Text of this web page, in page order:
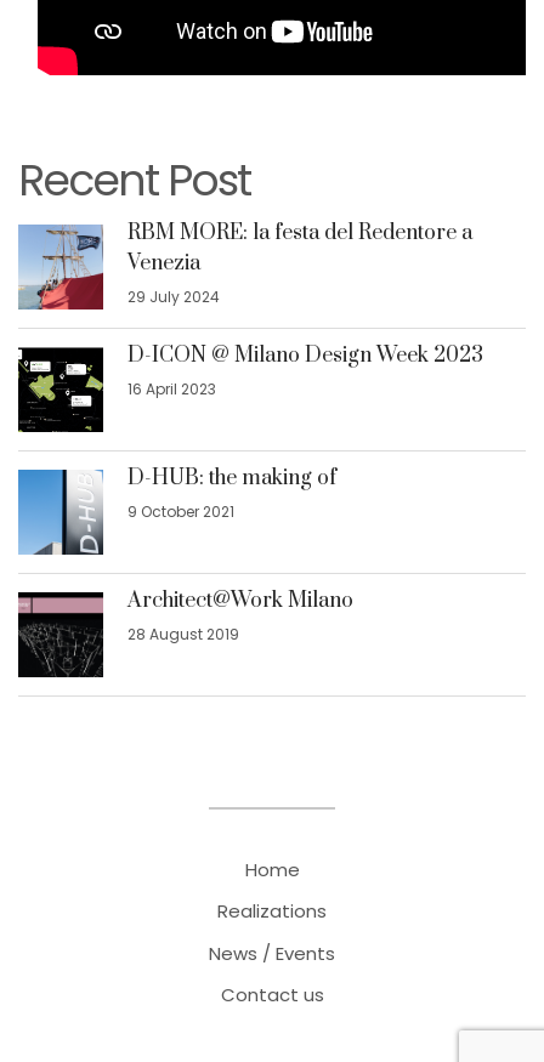
Recent Post
RBM MORE: la festa del Redentore a
Venezia
29 July 2024
D-ICON @ Milano Design Week 2023
16 April 2023
D-HUB: the making of
9 October 2021
Architect@Work Milano
28 August 2019
Home
Realizations
News / Events
Contact us